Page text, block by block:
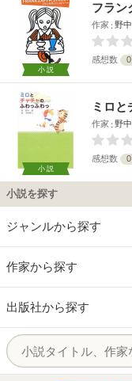
小説
フラン
作家 野
感想数 0
小説
ミロと
作家 野
感想数 0
小説を探す
ジャンルから探す
作家から探す
出版社から探す